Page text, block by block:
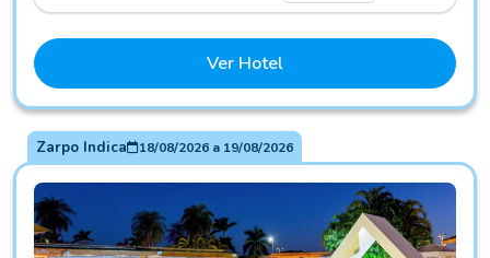
Ver Hotel
Zarpo Indica 18/08/2026a 19/08/2026